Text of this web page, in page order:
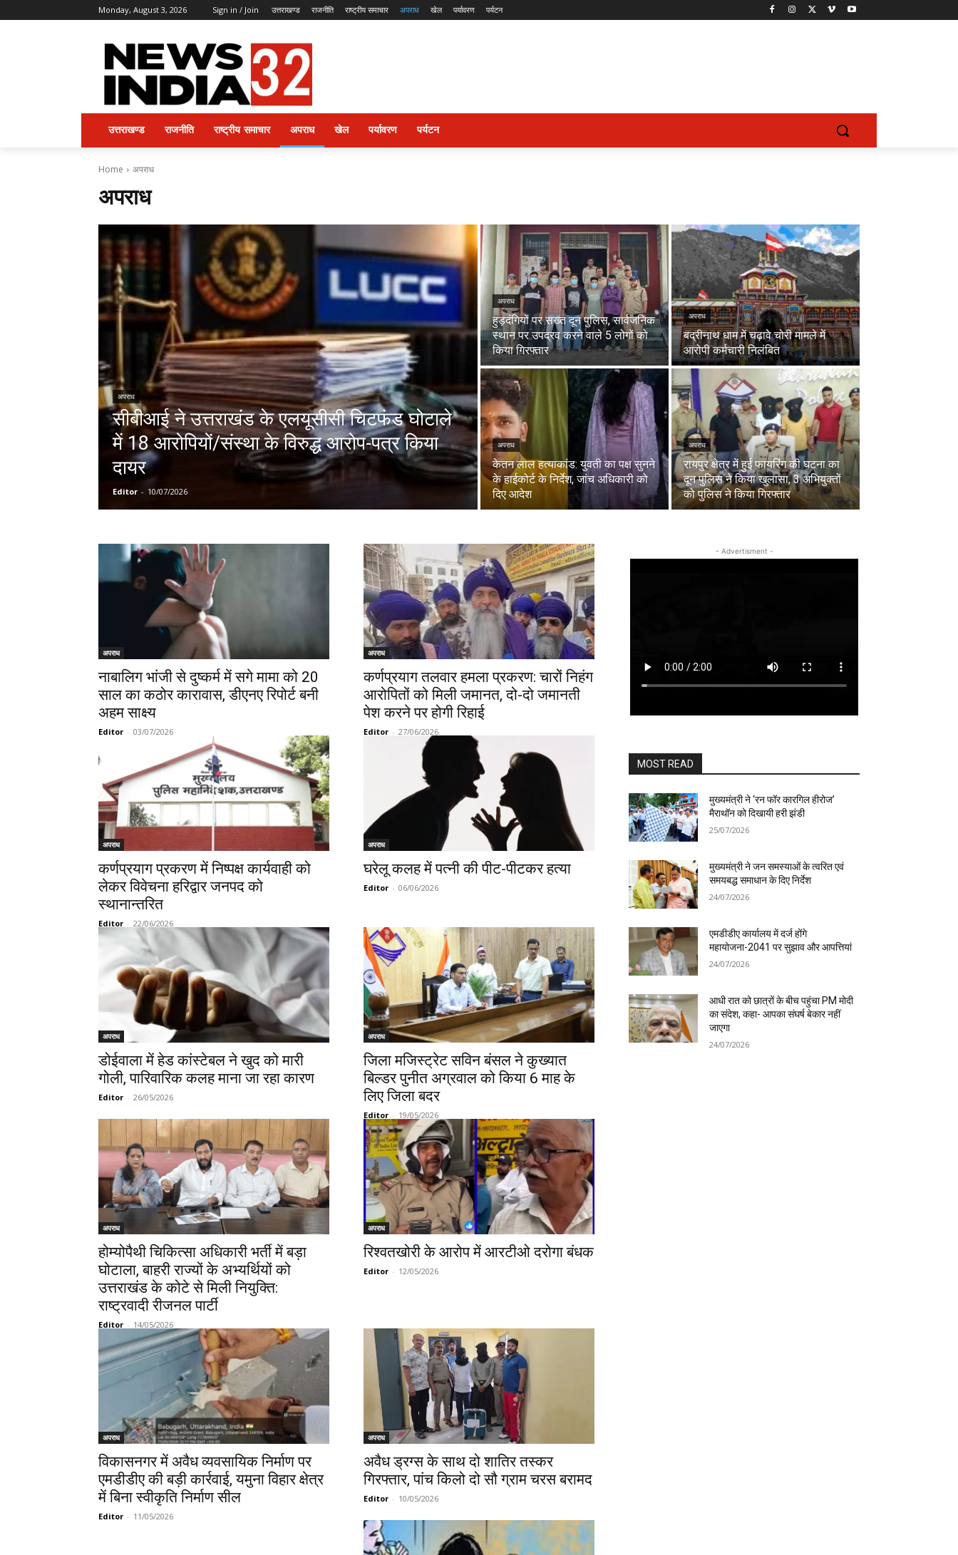
Monday, August 3, 2026 Sign in / Join उत्तराखण्ड राजनीति राष्ट्रीय समाचार अपराध खेल पर्यावरण पर्यटन
उत्तराखण्ड राजनीति राष्ट्रीय समाचार अपराध खेल पर्यावरण पर्यटन
Home अपराध
अपराध
अपराध
सीबीआई ने उत्तराखंड के एलयूसीसी चिटफंड घोटाले
में 18 आरोपियों/संस्था के विरुद्ध आरोप-पत्र किया
दायर
Editor - 10/07/2026
अपराध
हुड़दंगियों पर सख्त दून पुलिस, सार्वजनिक
स्थान पर उपद्रव करने वाले 5 लोगों को
किया गिरफ्तार
अपराध
बद्रीनाथ धाम में चढ़ावे चोरी मामले में
आरोपी कर्मचारी निलंबित
अपराध
केतन लाल हत्याकांड: युवती का पक्ष सुनने
के हाईकोर्ट के निर्देश, जांच अधिकारी को
दिए आदेश
अपराध
रायपुर क्षेत्र में हुई फायरिंग की घटना का
दून पुलिस ने किया खुलासा, 3 अभियुक्तों
को पुलिस ने किया गिरफ्तार
अपराध
नाबालिग भांजी से दुष्कर्म में सगे मामा को 20
साल का कठोर कारावास, डीएनए रिपोर्ट बनी
अहम साक्ष्य
Editor - 03/07/2026
अपराध
कर्णप्रयाग तलवार हमला प्रकरण: चारों निहंग
आरोपितों को मिली जमानत, दो-दो जमानती
पेश करने पर होगी रिहाई
Editor - 27/06/2026
अपराध
कर्णप्रयाग प्रकरण में निष्पक्ष कार्यवाही को
लेकर विवेचना हरिद्वार जनपद को
स्थानान्तरित
Editor - 22/06/2026
अपराध
घरेलू कलह में पत्नी की पीट-पीटकर हत्या
Editor - 06/06/2026
अपराध
डोईवाला में हेड कांस्टेबल ने खुद को मारी
गोली, पारिवारिक कलह माना जा रहा कारण
Editor - 26/05/2026
अपराध
जिला मजिस्ट्रेट सविन बंसल ने कुख्यात
बिल्डर पुनीत अग्रवाल को किया 6 माह के
लिए जिला बदर
Editor - 19/05/2026
अपराध
​होम्योपैथी चिकित्सा अधिकारी भर्ती में बड़ा
घोटाला, बाहरी राज्यों के अभ्यर्थियों को
उत्तराखंड के कोटे से मिली नियुक्ति:
राष्ट्रवादी रीजनल पार्टी
Editor - 14/05/2026
अपराध
रिश्वतखोरी के आरोप में आरटीओ दरोगा बंधक
Editor - 12/05/2026
अपराध
विकासनगर में अवैध व्यवसायिक निर्माण पर
एमडीडीए की बड़ी कार्रवाई, यमुना विहार क्षेत्र
में बिना स्वीकृति निर्माण सील
Editor - 11/05/2026
अपराध
अवैध ड्रग्स के साथ दो शातिर तस्कर
गिरफ्तार, पांच किलो दो सौ ग्राम चरस बरामद
Editor - 10/05/2026
- Advertisment -
MOST READ
मुख्यमंत्री ने ‘रन फॉर कारगिल हीरोज’
मैराथॉन को दिखायी हरी झंडी
25/07/2026
मुख्यमंत्री ने जन समस्याओं के त्वरित एवं
समयबद्ध समाधान के दिए निर्देश
24/07/2026
एमडीडीए कार्यालय में दर्ज होंगे
महायोजना-2041 पर सुझाव और आपत्तियां
24/07/2026
आधी रात को छात्रों के बीच पहुंचा PM मोदी
का संदेश, कहा- आपका संघर्ष बेकार नहीं
जाएगा
24/07/2026